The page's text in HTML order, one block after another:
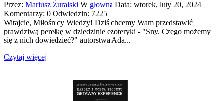
Przez: Mariusz Żuralski W głowna Data: wtorek, luty 20, 2024
Komentarzy: 0 Odwiedzin: 7225
Witajcie, Miłośnicy Wiedzy! Dziś chcemy Wam przedstawić
prawdziwą perełkę w dziedzinie ezoteryki - "Sny. Czego możemy
się z nich dowiedzieć?" autorstwa Ada...
Czytaj więcej